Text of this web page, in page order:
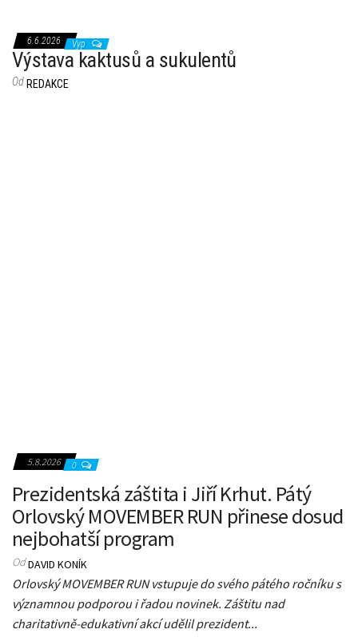
6.6.2026 Vyp
Výstava kaktusů a sukulentů
Od REDAKCE
5.8.2026 0
Prezidentská záštita i Jiří Krhut. Pátý
Orlovský MOVEMBER RUN přinese dosud
nejbohatší program
OdDAVID KONÍK
Orlovský MOVEMBER RUN vstupuje do svého pátého ročníku s
významnou podporou i řadou novinek. Záštitu nad
charitativně-edukativní akcí udělil prezident...